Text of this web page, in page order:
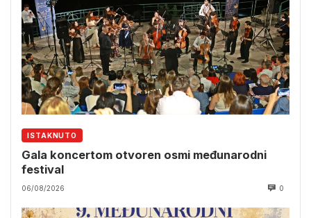
ISTAKNUTO
Gala koncertom otvoren osmi međunarodni
festival
06/08/2026 0